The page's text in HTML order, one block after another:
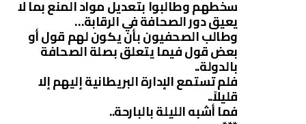
سخطهم وطالبوا بتعديل مواد المنع بما لا
يعيق دور الصحافة في الرقابة…
وطالب الصحفيون بأن يكون لهم قول أو
بعض قول فيما يتعلق بصلة الصحافة
بالدولة..
فلم تستمع الإدارة البريطانية إليهم إلا
قليلاً..
فما أشبه الليلة بالبارحة..